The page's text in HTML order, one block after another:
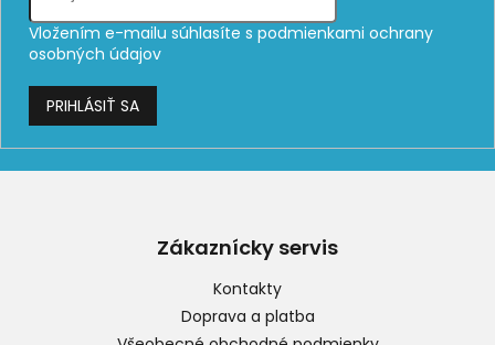
Vložením e-mailu súhlasíte s podmienkami ochrany
osobných údajov
PRIHLÁSIŤ SA
Zákaznícky servis
Kontakty
Doprava a platba